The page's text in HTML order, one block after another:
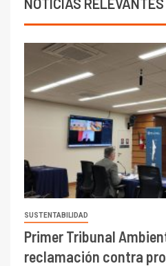
NOTICIAS RELEVANTES
SUSTENTABILIDAD
Primer Tribunal
reclamación contra